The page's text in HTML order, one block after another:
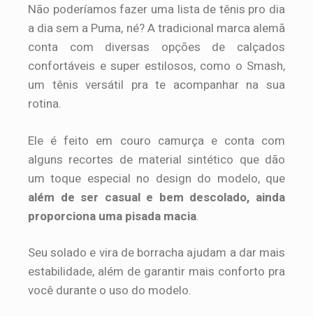
Não poderíamos fazer uma lista de tênis pro dia
a dia sem a Puma, né? A tradicional marca alemã
conta com diversas opções de calçados
confortáveis e super estilosos, como o Smash,
um tênis versátil pra te acompanhar na sua
rotina.
Ele é feito em couro camurça e conta com
alguns recortes de material sintético que dão
um toque especial no design do modelo, que
além de ser casual e bem descolado, ainda
proporciona uma pisada macia.
Seu solado e vira de borracha ajudam a dar mais
estabilidade, além de garantir mais conforto pra
você durante o uso do modelo.